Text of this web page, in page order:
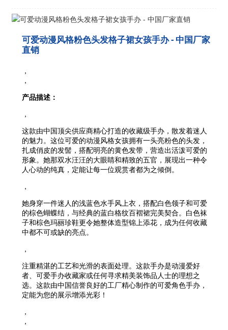
可爱动漫风格粉色头发格子裙女孩手办 - 中国厂家
直销
，
，
产品描述：
，
这款由中国顶尖供应商精心打造的收藏级手办，散发着迷人
的魅力。这位可爱的动漫风格女孩拥有一头亮粉色的头发，
扎成俏皮的发髻，搭配明亮的黄色发带，营造出活泼可爱的
形象。她那双水汪汪的大眼睛和精致的五官，展现出一种令
人心动的纯真，定能让每一位观赏者都为之倾倒。
，
她身穿一件迷人的浅蓝色水手风上衣，搭配白色领子和可爱
的棕色蝴蝶结，与经典的蓝白格纹百褶裙完美契合。白色袜
子和棕色玛丽珍鞋更令她整体造型锦上添花，成为任何收藏
中都不可或缺的亮点。
，
注重精湛的工艺和光滑的表面处理。 这款手办是动漫爱好
者、可爱手办收藏家或任何寻求精美装饰品人士的理想之
选。这款由中国信誉良好的工厂精心制作的可爱角色手办，
定能为您的展示增添光彩！
，
，